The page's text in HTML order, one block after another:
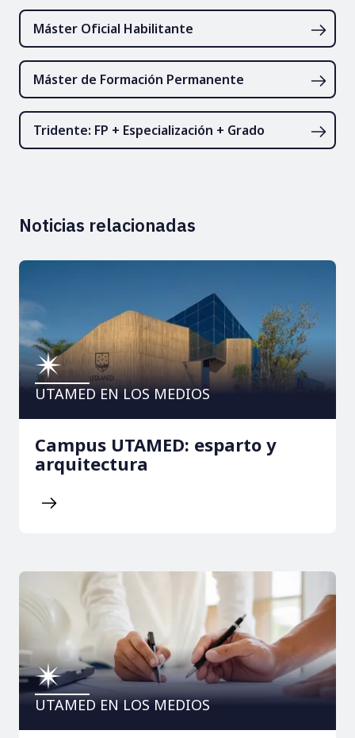
Máster Oficial Habilitante
Máster de Formación Permanente
Tridente: FP + Especialización + Grado
Noticias relacionadas
UTAMED EN LOS MEDIOS
Campus UTAMED: esparto y
arquitectura
UTAMED EN LOS MEDIOS